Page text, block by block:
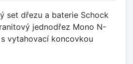
set dřezu a baterie Schock
jednodřez Mono N-
vytahovací koncovkou